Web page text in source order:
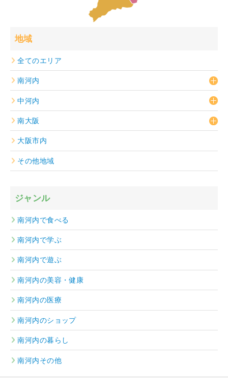
地域
全てのエリア
南河内
中河内
南大阪
大阪市内
その他地域
ジャンル
南河内で食べる
南河内で学ぶ
南河内で遊ぶ
南河内の美容・健康
南河内の医療
南河内のショップ
南河内の暮らし
南河内その他